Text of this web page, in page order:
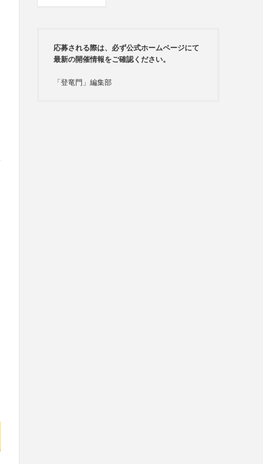
応募される際は、必ず公式ホームページにて
最新の開催情報をご確認ください。
「登竜門」編集部